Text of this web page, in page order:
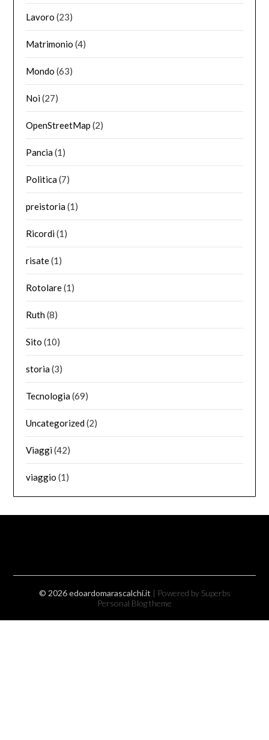
Lavoro (23)
Matrimonio (4)
Mondo (63)
Noi(27)
OpenStreetMap (2)
Pancia(1)
Politica(7)
preistoria(1)
Ricordi(1)
risate(1)
Rotolare(1)
Ruth(8)
Sito (10)
storia(3)
Tecnologia(69)
Uncategorized(2)
Viaggi(42)
viaggio (1)
© 2026 edoardomarascalchi.it | Powered by Superbs
Personal Blog theme